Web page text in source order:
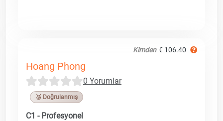
Kimden € 106.40
Hoang Phong
0 Yorumlar
🥉 Doğrulanmış
C1 - Profesyonel